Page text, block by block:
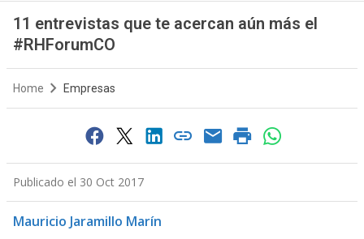
11 entrevistas que te acercan aún más el
#RHForumCO
Home Empresas
Publicado el 30 Oct 2017
Mauricio Jaramillo Marín